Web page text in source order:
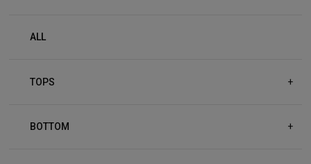
ALL
TOPS +
BOTTOM +